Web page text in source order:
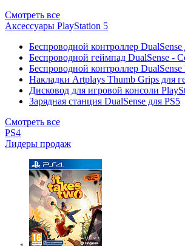
Смотреть все
Аксессуары PlayStation 5
Беспроводной контроллер
Беспроводной геймпад DualSense -
Беспроводной контроллер
Накладки Artplays Thumb Grips для
Дисковод для игровой консоли
Зарядная станция DualSense для PS5
Смотреть все
PS4
Лидеры продаж